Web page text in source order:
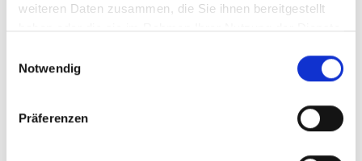
weiteren Daten zusammen, die Sie ihnen bereitgestellt
haben oder die sie im Rahmen Ihrer Nutzung der Dienste
Notwendig
Präferenzen
Premiumeinstreu "Ameco" – Für Groß- und
Kleintiere